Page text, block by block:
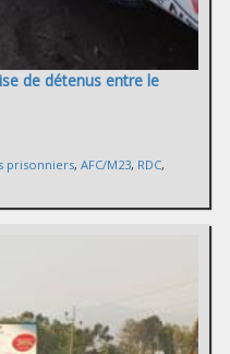
de détenus entre le
prisonniers, AFC/M23, RDC,